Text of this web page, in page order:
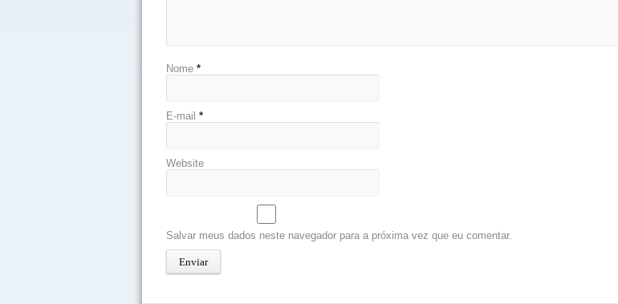
Nome *
E-mail *
Website
Salvar meus dados neste navegador para a próxima vez que eu comentar.